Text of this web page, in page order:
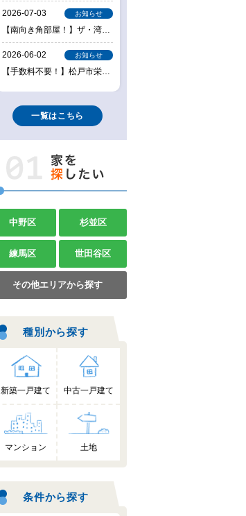
一覧はこちら
中野区 杉並区
練馬区 世田谷区
その他エリアから探す
種別から探す
新築一戸建て 中古一戸建て
マンション 土地
条件から探す